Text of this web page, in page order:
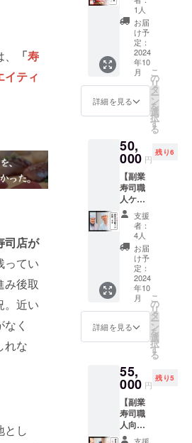
「寿
イティ
司店が
ってい
み後取
。近い
く
れな
とし
限：到
着から2
週間以
内（生
食の場
合） 原
産国：
地：静
岡県
ジュー
ル調整
し 寿し
らぼ三
〇二ご
来店後
に提供
しま
す。 寿
90分程
度で
す。 ※
有効期
間：
2024年
10月〜
2025年
12月ま
で
ただき
ます。
〈ご提
供方
法〉 ご
登録の
住所宛
に送り
ます。
にて日
程調整
ます。
2024年
10月以
降で日
時を指
定くだ
さい。
※送料込
パチ
１本
（3キロ
程度）
保存方
（2℃以
下） 賞
味期
限：到
着後３
日以内
原産
ケッ
ト】 親
子で寿
司体験
する様
子を撮
影し20
枚程度
のデジ
タル
しま
す。 ※
カメラ
マンが
本業の
副業寿
司職人
が撮影
しま
す。 ※
本クラ
ウド
ファン
ディン
グのメ
イン画
像等担
ンで
す。 ※
みデー
タを提
供しま
す。
1人
お届
け予
定：
2024
年10
月
詳細を見る
こ
の
リ
タ
ー
ン
を
選
択
す
る
50,
000 円
残り6
【副業
寿司職
人ケー
タリン
グチ
ケッ
ト】 副
業寿司
職人が
支援者
様のも
とへ直
接伺い
お寿司
を提供
（代表
の植松
も帯同
します
のでご
安心く
ださ
支援
者：
4人
お届
け予
定：
2024
年10
月
詳細を見る
こ
の
リ
タ
ー
ン
を
選
択
す
る
55,
000 円
残り5
【副業
寿司職
人向け
握り体